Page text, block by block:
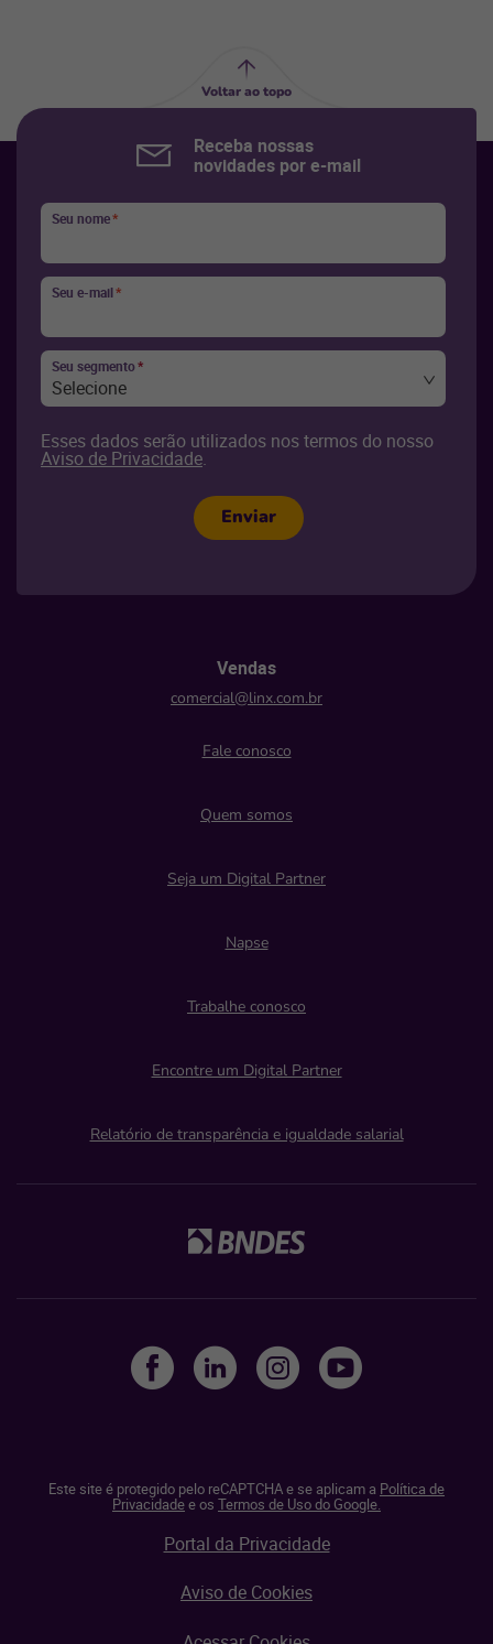
Voltar ao topo
Receba nossas
novidades por e-mail
Seu nome*
Seu e-mail*
Seu segmento*
Selecione
Esses dados serão utilizados nos termos do nosso
Aviso de Privacidade.
Enviar
Vendas
comercial@linx.com.br
Fale conosco
Quem somos
Seja um Digital Partner
Napse
Trabalhe conosco
Encontre um Digital Partner
Relatório de transparência e igualdade salarial
Este site é protegido pelo reCAPTCHA e se aplicam a Política de
Privacidadee os Termos de Uso do Google.
Portal da Privacidade
Aviso de Cookies